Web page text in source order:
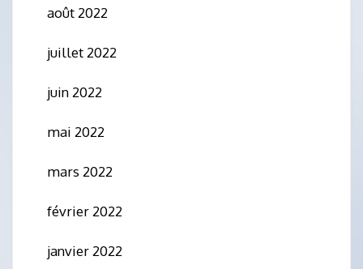
août 2022
juillet 2022
juin 2022
mai 2022
mars 2022
février 2022
janvier 2022